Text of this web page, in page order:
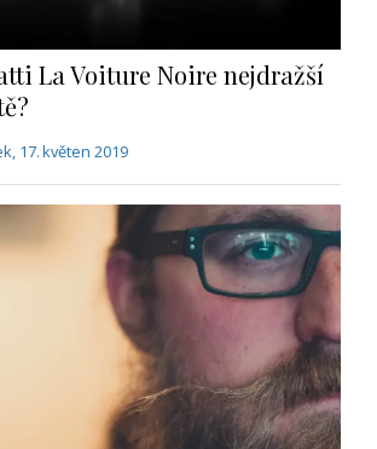
La Voiture Noire nejdražší
17. květen 2019